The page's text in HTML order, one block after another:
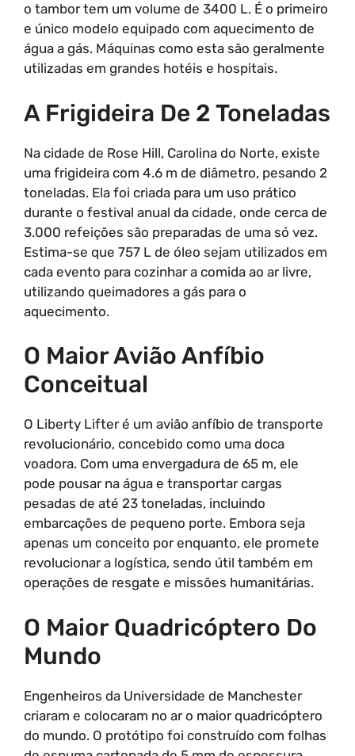
o tambor tem um volume de 3400 L. É o primeiro
e único modelo equipado com aquecimento de
água a gás. Máquinas como esta são geralmente
utilizadas em grandes hotéis e hospitais.
A Frigideira De 2 Toneladas
Na cidade de Rose Hill, Carolina do Norte, existe
uma frigideira com 4.6 m de diâmetro, pesando 2
toneladas. Ela foi criada para um uso prático
durante o festival anual da cidade, onde cerca de
3.000 refeições são preparadas de uma só vez.
Estima-se que 757 L de óleo sejam utilizados em
cada evento para cozinhar a comida ao ar livre,
utilizando queimadores a gás para o
aquecimento.
O Maior Avião Anfíbio
Conceitual
O Liberty Lifter é um avião anfíbio de transporte
revolucionário, concebido como uma doca
voadora. Com uma envergadura de 65 m, ele
pode pousar na água e transportar cargas
pesadas de até 23 toneladas, incluindo
embarcações de pequeno porte. Embora seja
apenas um conceito por enquanto, ele promete
revolucionar a logística, sendo útil também em
operações de resgate e missões humanitárias.
O Maior Quadricóptero Do
Mundo
Engenheiros da Universidade de Manchester
criaram e colocaram no ar o maior quadricóptero
do mundo. O protótipo foi construído com folhas